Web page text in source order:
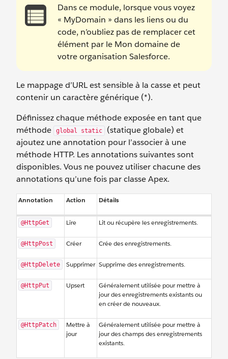
Dans ce module, lorsque vous voyez
« MyDomain » dans les liens ou du
code, n’oubliez pas de remplacer cet
élément par le Mon domaine de
votre organisation Salesforce.
Le mappage d’URL est sensible à la casse et peut
contenir un caractère générique (*).
Définissez chaque méthode exposée en tant que
méthode
global static
(statique globale) et
ajoutez une annotation pour l’associer à une
méthode HTTP. Les annotations suivantes sont
disponibles. Vous ne pouvez utiliser chacune des
annotations qu’une fois par classe Apex.
Annotation Action Détails
@HttpGet Lire Lit ou récupère les enregistrements.
@HttpPost Créer Crée des enregistrements.
@HttpDelete Supprimer Supprime des enregistrements.
@HttpPut Upsert
Généralement utilisée pour mettre à
jour des enregistrements existants ou
en créer de nouveaux.
@HttpPatch
Mettre à
jour
Généralement utilisée pour mettre à
jour des champs des enregistrements
existants.